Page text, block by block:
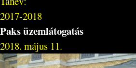
2017-2018
Paks üzemlátogatás
2018. május 11.